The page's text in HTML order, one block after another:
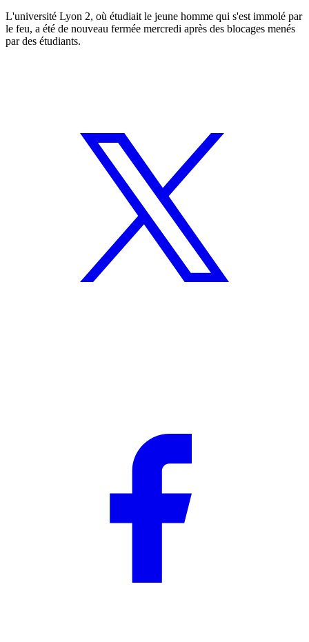
L'université Lyon 2, où étudiait le jeune homme qui s'est immolé par
le feu, a été de nouveau fermée mercredi après des blocages menés
par des étudiants.